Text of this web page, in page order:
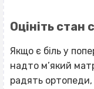
Оцініть стан
Якщо є біль у
надто м’який
радять ортопеди,